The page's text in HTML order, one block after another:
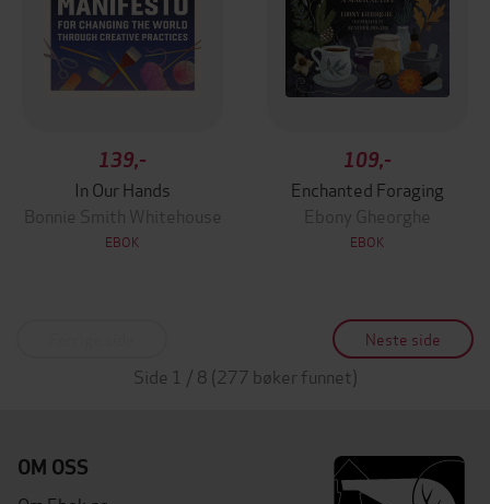
139,-
In Our Hands
Bonnie Smith Whitehouse
EBOK
109,-
Enchanted Foraging
Ebony Gheorghe
EBOK
Neste side
Side 1 / 8 (277 bøker funnet)
OM OSS